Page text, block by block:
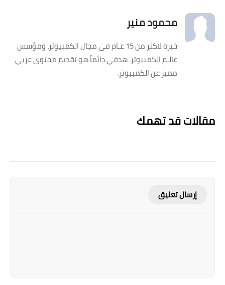
محمود منير
خبرة لاكثر من 15 عـام في مجال الكمبيوتر، ومؤسس
عالـم الكمبيوتر. هدفي دائماً هو تقديم محتوى عربي
مميز عن الكمبيوتر.
مقالات قد تهمك
إرسال تعليق